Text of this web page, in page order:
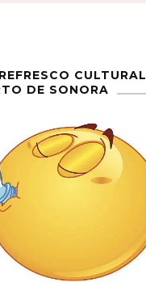
CULTURAL
DE SONORA